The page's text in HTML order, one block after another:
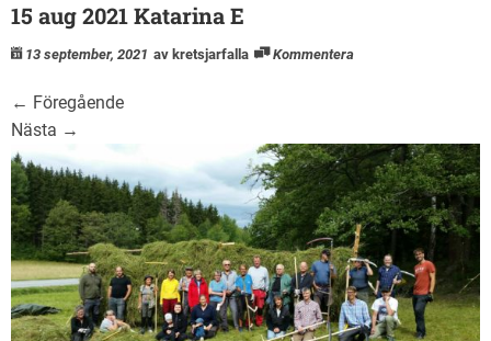
15 aug 2021 Katarina E
13 september, 2021 av kretsjarfalla Kommentera
← Föregående
Nästa →